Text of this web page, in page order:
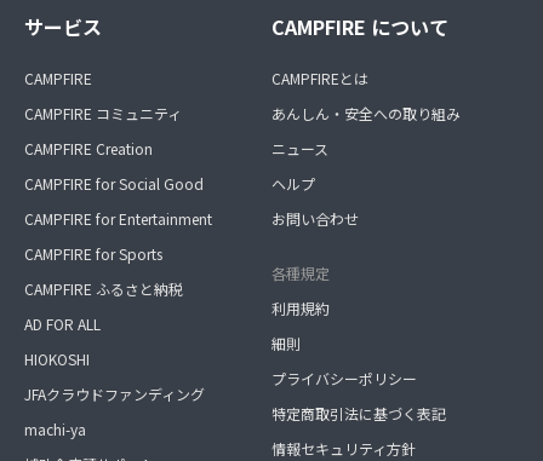
サービス
CAMPFIRE
CAMPFIRE コミュニティ
CAMPFIRE Creation
CAMPFIRE for Social Good
CAMPFIRE for Entertainment
CAMPFIRE for Sports
CAMPFIRE ふるさと納税
AD FOR ALL
HIOKOSHI
JFAクラウドファンディング
machi-ya
CAMPFIRE について
CAMPFIREとは
あんしん・安全への取り組み
ニュース
ヘルプ
お問い合わせ
各種規定
利用規約
細則
プライバシーポリシー
特定商取引法に基づく表記
情報セキュリティ方針